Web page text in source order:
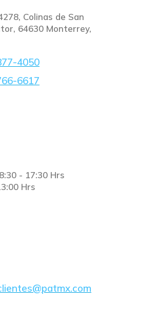
Colinas de San
64630 Monterrey,
4050
6617
- 17:30 Hrs
Hrs